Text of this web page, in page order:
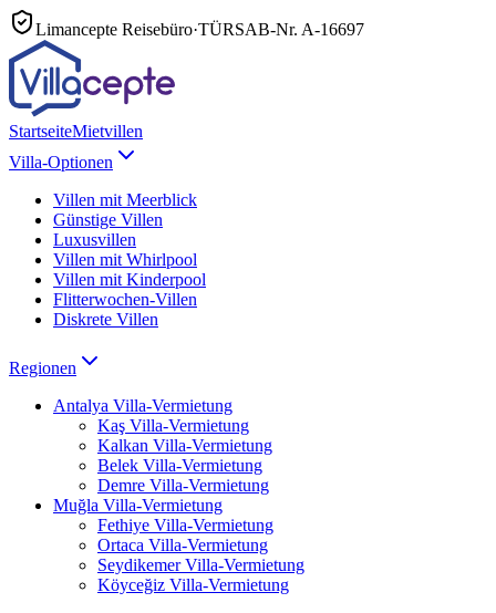
Limancepte Reisebüro·TÜRSAB-Nr. A-16697
StartseiteMietvillen
Villa-Optionen
Villen mit Meerblick
Günstige Villen
Luxusvillen
Villen mit Whirlpool
Villen mit Kinderpool
Flitterwochen-Villen
Diskrete Villen
Regionen
Antalya Villa-Vermietung
Kaş Villa-Vermietung
Kalkan Villa-Vermietung
Belek Villa-Vermietung
Demre Villa-Vermietung
Muğla Villa-Vermietung
Fethiye Villa-Vermietung
Ortaca Villa-Vermietung
Seydikemer Villa-Vermietung
Köyceğiz Villa-Vermietung